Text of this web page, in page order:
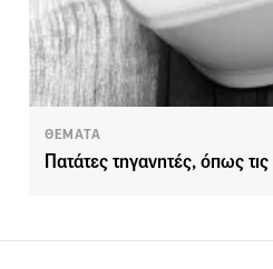
ΘΕΜΑΤΑ
Πατάτες τηγανητές, όπως